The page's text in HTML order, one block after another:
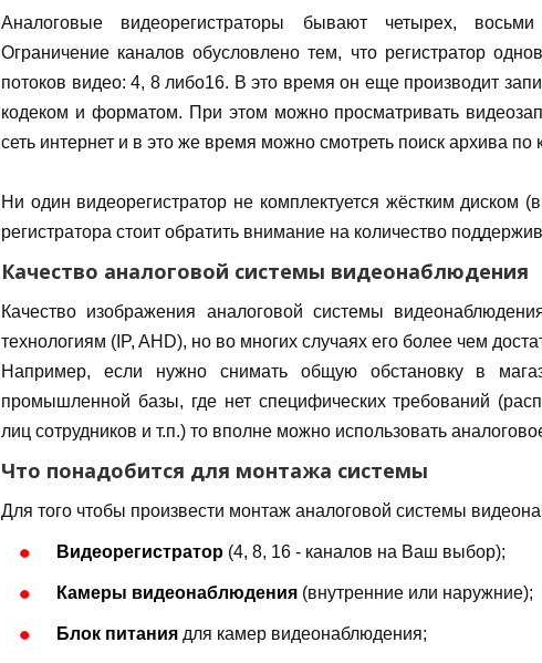
Аналоговые видеорегистраторы бывают четырех,
Ограничение каналов обусловлено тем, что регистратор
потоков видео: 4, 8 либо16. В это время он еще производит
кодеком и форматом. При этом можно просматривать
сеть интернет и в это же время можно смотреть поиск архива
Ни один видеорегистратор не комплектуется жёстким диском
регистратора стоит обратить внимание на количество
Качество аналоговой системы видеонаблюдения
Качество изображения аналоговой системы
технологиям (IP, AHD), но во многих случаях его более чем
Например, если нужно снимать общую обстановку в
промышленной базы, где нет специфических требований
лиц сотрудников и т.п.) то вполне можно использовать
Что понадобится для монтажа системы
Для того чтобы произвести монтаж аналоговой системы
Видеорегистратор (4, 8, 16 - каналов на Ваш выбор);
Камеры видеонаблюдения (внутренние или наружние);
Блок питания для камер видеонаблюдения;